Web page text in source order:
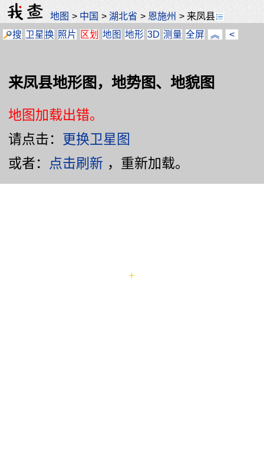
地图 > 中国 >湖北省 > 恩施州 >来凤县
搜 卫星换 照片 区划 地图 地形 3D 测量 全屏 ︽ <
来凤县地形图，地势图、地貌图
地图加载出错。
请点击： 更换卫星图
或者： 点击刷新 ，重新加载。